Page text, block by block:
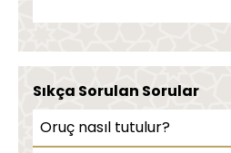
Sıkça Sorulan Sorular
Oruç nasıl tutulur?